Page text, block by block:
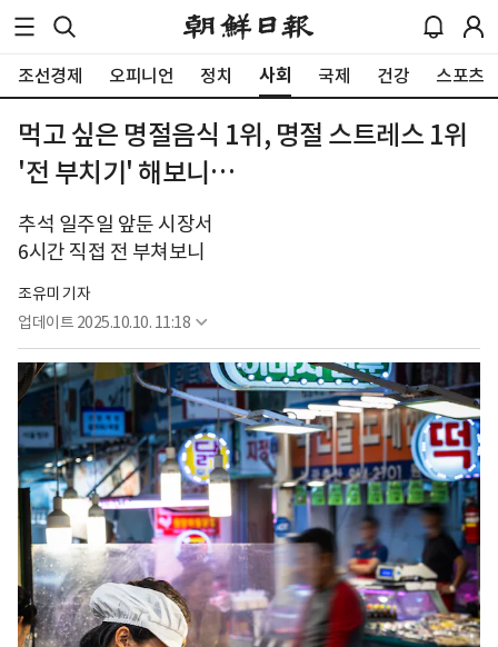
조선경제 오피니언 정치 사회 국제 건강 스포츠
먹고 싶은 명절음식 1위, 명절 스트레스 1위
'전 부치기' 해보니…
추석 일주일 앞둔 시장서
6시간 직접 전 부쳐보니
조유미 기자
업데이트 2025.10.10. 11:18